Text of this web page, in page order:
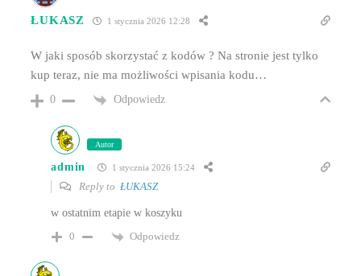
ŁUKASZ 1 stycznia 2026 12:28
W jaki sposób skorzystać z kodów ? Na stronie jest tylko
kup teraz, nie ma możliwości wpisania kodu…
0 Odpowiedz
Autor
admin 1 stycznia 2026 15:24
Reply toŁUKASZ
w ostatnim etapie w koszyku
0
Odpowiedz